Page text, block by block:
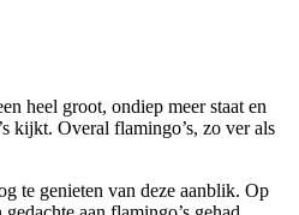
heel groot, ondiep meer staat en
kijkt. Overal flamingo’s, zo ver als
te genieten van deze aanblik. Op